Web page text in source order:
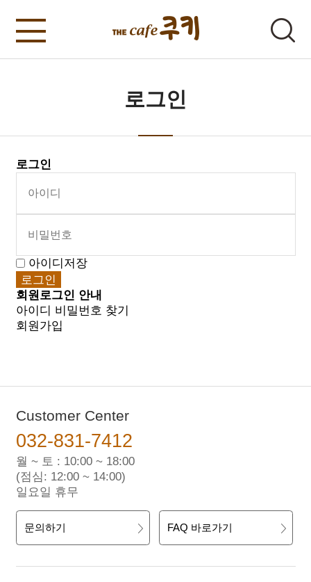
로그인
로그인
아이디저장
회원로그인 안내
아이디 비밀번호 찾기
회원가입
Customer Center
032-831-7412
월 ~ 토 : 10:00 ~ 18:00
(점심: 12:00 ~ 14:00)
일요일 휴무
문의하기 FAQ 바로가기